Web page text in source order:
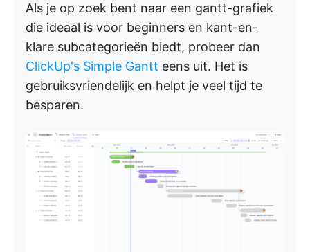
Als je op zoek bent naar een gantt-grafiek
die ideaal is voor beginners en kant-en-
klare subcategorieën biedt, probeer dan
ClickUp's Simple Gantt eens uit. Het is
gebruiksvriendelijk en helpt je veel tijd te
besparen.